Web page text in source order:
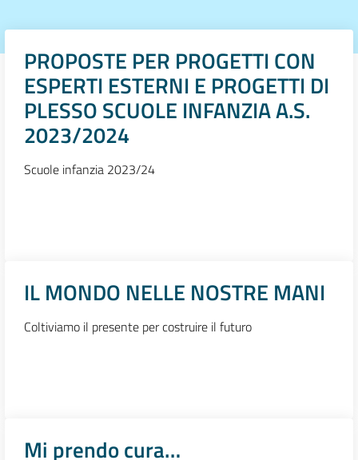
PROPOSTE PER PROGETTI CON
ESPERTI ESTERNI E PROGETTI DI
PLESSO SCUOLE INFANZIA A.S.
2023/2024
Scuole infanzia 2023/24
IL MONDO NELLE NOSTRE MANI
Coltiviamo il presente per costruire il futuro
Mi prendo cura…